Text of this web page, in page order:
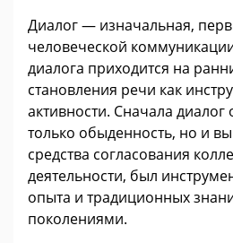
Диалог — изначальная,
человеческой
диалога приходится на
становления речи как
активности. Сначала
только обыденность, но и
средства согласования
деятельности, был
опыта и традиционных
поколениями.